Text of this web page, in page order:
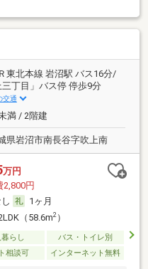
Ｒ東北本線 岩沼駅 バス16分/
三丁目」バス停 停歩9分
交通
満 / 2階建
県岩沼市南長谷字吹上南
万円
2,800円
1ヶ月
（58.6m2）
らし
バス・トイレ別
相談可 インターネット無料